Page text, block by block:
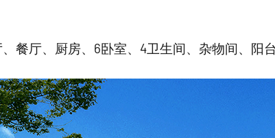
餐厅、厨房、6卧室、4卫生间、杂物间、阳